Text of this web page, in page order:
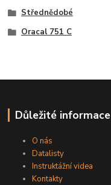
Střednědobé
Oracal 751 C
Důležité informace
O nás
Datalisty
Instruktážní videa
Kontakty